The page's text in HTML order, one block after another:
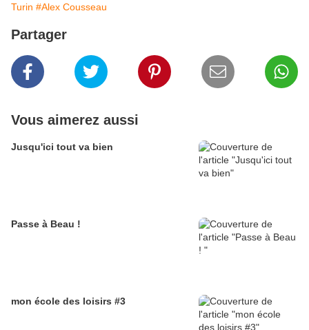
Turin #Alex Cousseau
Partager
Vous aimerez aussi
Jusqu'ici tout va bien
Passe à Beau !
mon école des loisirs #3